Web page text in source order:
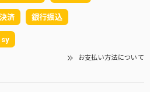
済 銀行振込
お支払い方法について